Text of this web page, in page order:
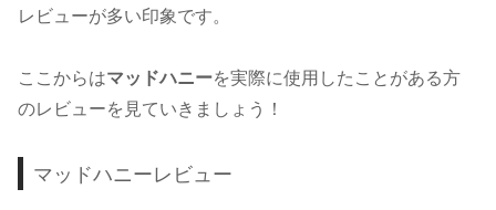
レビューが多い印象です。
ここからはマッドハニーを実際に使用したことがある方
のレビューを見ていきましょう！
マッドハニーレビュー